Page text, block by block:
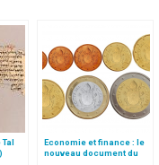
Economie et finance : le
nouveau document du